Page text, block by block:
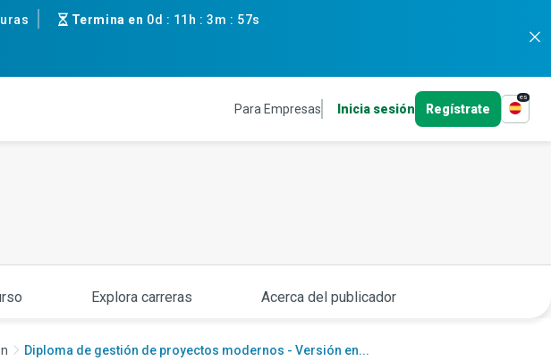
Termina en 0d : 11h :3m : 56s
Para Empresas Inicia sesión Regístrate
es
Explora carreras Acerca del publicador
Diploma de gestión de proyectos modernos - Versión en...